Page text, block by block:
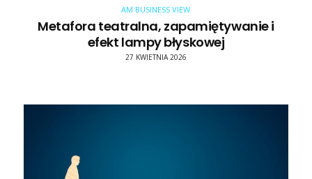
AM BUSINESS VIEW
Metafora teatralna, zapamiętywanie i
efekt lampy błyskowej
27 KWIETNIA 2026